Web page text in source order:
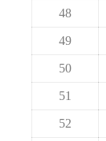
48
49
50
51
52